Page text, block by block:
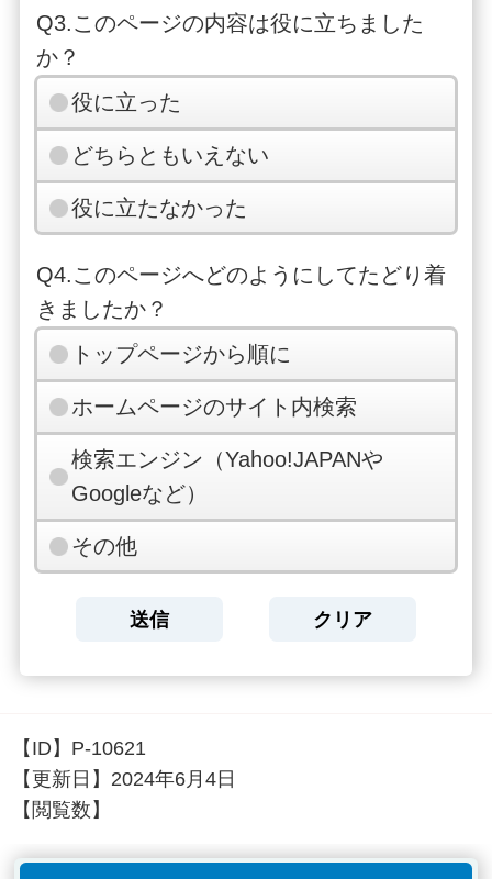
Q3.このページの内容は役に立ちました
か？
役に立った
どちらともいえない
役に立たなかった
Q4.このページへどのようにしてたどり着
きましたか？
トップページから順に
ホームページのサイト内検索
検索エンジン（Yahoo!JAPANや
Googleなど）
その他
【ID】 P-10621
【更新日】 2024年6月4日
【閲覧数】